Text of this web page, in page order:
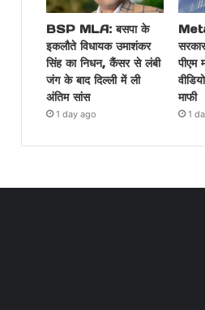
BSP MLA: बसपा के
इकलौते विधायक उमाशंकर
सिंह का निधन, कैंसर से लंबी
जंग के बाद दिल्ली में ली
अंतिम सांस
1 day ago
पीएम
माफी
1